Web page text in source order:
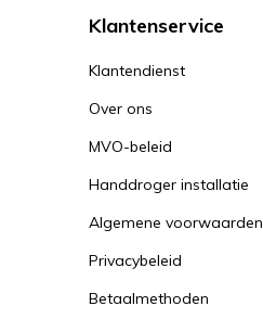
Klantenservice
Klantendienst
Over ons
MVO-beleid
Handdroger installatie
Algemene voorwaarden
Privacybeleid
Betaalmethoden